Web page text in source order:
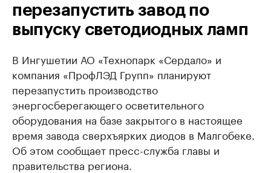
перезапустить завод по
выпуску светодиодных ламп
В Ингушетии АО «Технопарк «Сердало» и
компания «ПрофЛЭД Групп» планируют
перезапустить производство
энергосберегающего осветительного
оборудования на базе закрытого в настоящее
время завода сверхъярких диодов в Малгобеке.
Об этом сообщает пресс-служба главы и
правительства региона.